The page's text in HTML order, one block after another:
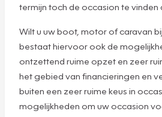
termijn toch de occasion te vinden
Wilt u uw boot, motor of caravan
bestaat hiervoor ook de
ontzettend ruime opzet en zeer
het gebied van financieringen en
buiten een zeer ruime keus in
mogelijkheden om uw occasion